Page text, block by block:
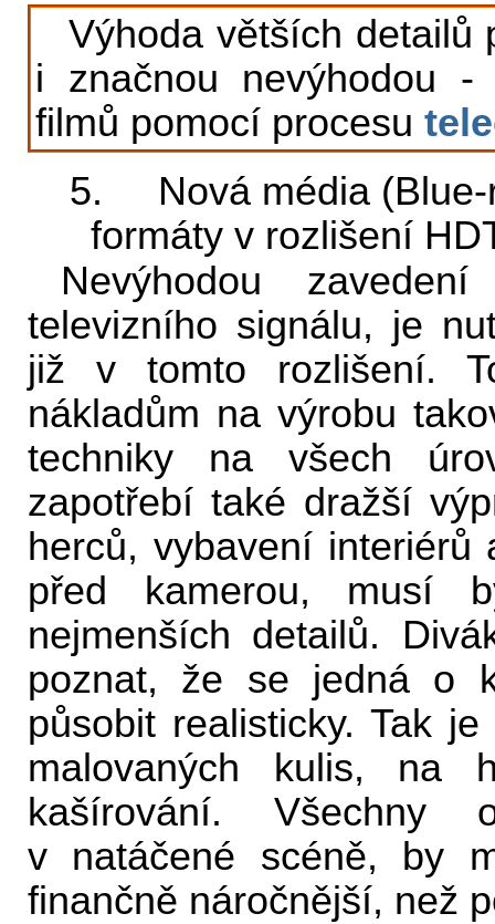
Výhoda větších detailů
i značnou nevýhodou
filmů pomocí procesu
5. Nová média (Blue-
formáty v rozlišení
Nevýhodou
televizního signálu, je
již v tomto rozlišení.
nákladům na výrobu
techniky na všech
zapotřebí také dražší
herců, vybavení
před kamerou, musí
nejmenších detailů.
poznat, že se jedná o
působit realisticky. Tak
malovaných kulis, na
kašírování. Všechny
v natáčené scéně, by
finančně náročnější, než